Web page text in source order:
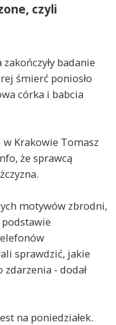
czyli
badanie
śmierć poniosło
córka i babcia
Krakowie Tomasz
że sprawcą
motywów zbrodni,
sprawdzić, jakie
zdarzenia - dodał
na poniedziałek.